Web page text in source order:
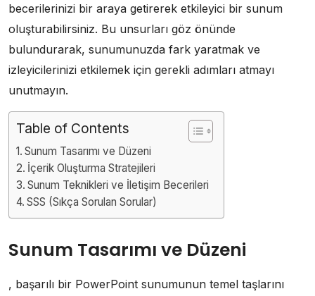
becerilerinizi bir araya getirerek etkileyici bir sunum
oluşturabilirsiniz. Bu unsurları göz önünde
bulundurarak, sunumunuzda fark yaratmak ve
izleyicilerinizi etkilemek için gerekli adımları atmayı
unutmayın.
Table of Contents
Sunum Tasarımı ve Düzeni
İçerik Oluşturma Stratejileri
Sunum Teknikleri ve İletişim Becerileri
SSS (Sıkça Sorulan Sorular)
Sunum Tasarımı ve Düzeni
, başarılı bir PowerPoint sunumunun temel taşlarını